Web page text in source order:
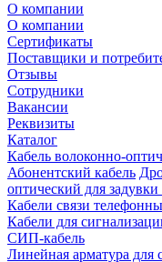
О компании
О компании
Сертификаты
Поставщики и
Отзывы
Сотрудники
Вакансии
Реквизиты
Каталог
Кабель волоконно-
Абонентский кабель
оптический для задувки
Кабели связи
Кабели для
СИП-кабель
Линейная арматура